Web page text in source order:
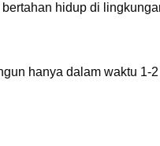
hidup di
hanya dalam waktu